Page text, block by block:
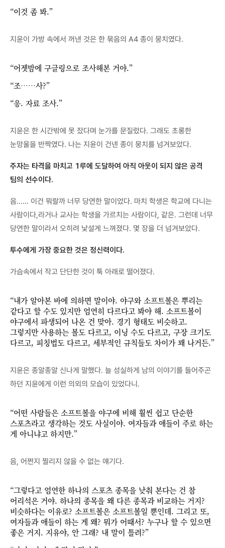
“이것 좀 봐.”
지윤이 가방 속에서 꺼낸 것은 한 묶음의 A4 종이 뭉치였다.
“어젯밤에 구글링으로 조사해본 거야.”
“조……사?”
“응. 자료 조사.”
지윤은 한 시간밖에 못 잤다며 눈가를 문질렀다. 그래도 초롱한
눈망울을 반짝였다. 나는 지윤이 건넨 종이 뭉치를 넘겨보았다.
주자는 타격을 마치고 1루에 도달하여 아직 아웃이 되지 않은 공격
팀의 선수이다.
음…… 이건 뭐랄까 너무 당연한 말이었다. 마치 학생은 학교에 다니는
사람이다,라거나 교사는 학생을 가르치는 사람이다, 같은. 그런데 너무
당연한 말이라서 오히려 낯설게 느껴졌다. 몇 장을 더 넘겨보았다.
투수에게 가장 중요한 것은 정신력이다.
가슴속에서 작고 단단한 것이 툭 아래로 떨어졌다.
“내가 알아본 바에 의하면 말이야. 야구와 소프트볼은 뿌리는
같다고 할 수도 있지만 엄연히 다르다고 봐야 해. 소프트볼이
야구에서 파생되어 나온 건 맞아. 경기 형태도 비슷하고.
그렇지만 사용하는 볼도 다르고, 이닝 수도 다르고, 구장 크기도
다르고, 피칭법도 다르고, 세부적인 규칙들도 차이가 꽤 나거든.”
지윤은 종알종알 신나게 말했다. 늘 성실하게 남의 이야기를 들어주곤
하던 지윤에게 이런 의외의 모습이 있었다니.
“어떤 사람들은 소프트볼을 야구에 비해 훨씬 쉽고 단순한
스포츠라고 생각하는 것도 사실이야. 여자들과 애들이 주로 하는
게 아니냐고 하지만.”
음, 어쩐지 찔리지 않을 수 없는 얘기다.
“그렇다고 엄연한 하나의 스포츠 종목을 낮춰 본다는 건 참
어리석은 거야. 하나의 종목을 왜 다른 종목과 비교하는 거지?
비슷하다는 이유로? 소프트볼은 소프트볼일 뿐인데. 그리고 또,
여자들과 애들이 하는 게 왜? 뭐가 어때서? 누구나 할 수 있으면
좋은 거지. 지유야, 안 그래? 내 말이 틀려?”